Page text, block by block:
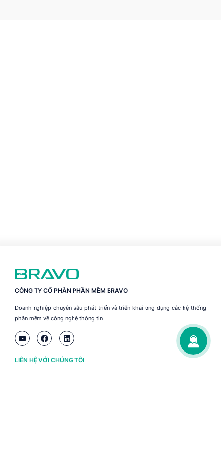
CÔNG TY CỔ PHẦN PHẦN MỀM BRAVO
Doanh nghiệp chuyên sâu phát triển và triển khai ứng dụng các hệ thống
phần mềm về công nghệ thông tin
LIÊN HỆ VỚI CHÚNG TÔI